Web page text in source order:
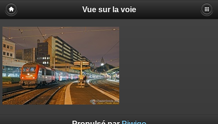
Vue sur la voie